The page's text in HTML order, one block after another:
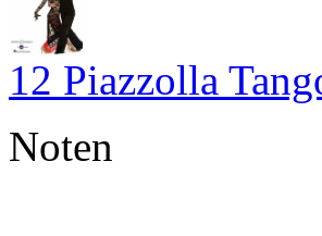
12 Piazzolla
Noten